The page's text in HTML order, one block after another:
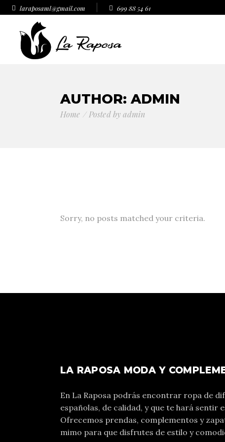
laraposaml@gmail.com 699 88 54 61
AUTHOR: ADMIN
Home Posted by admin
Sorry, no posts matched your criteria.
LA RAPOSA MODA Y
En La Raposa podrás encontrar ropa de
españolas, de calidad, y que te hará sentir
Ofrecemos prendas, complementos y
mimo para que disfrutes de estilo y